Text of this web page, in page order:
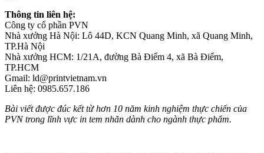
Thông tin liên hệ:
Công ty cổ phần PVN
Nhà xưởng Hà Nội: Lô 44D, KCN Quang Minh, xã Quang Minh,
TP.Hà Nội
Nhà xưởng HCM: 1/21A, đường Bà Điểm 4, xã Bà Điểm,
TP.HCM
Gmail: ld@printvietnam.vn
Liên hệ: 0985.657.186
Bài viết được đúc kết từ hơn 10 năm kinh nghiệm thực chiến của
PVN trong lĩnh vực in tem nhãn dành cho ngành thực phẩm.